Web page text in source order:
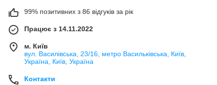
99% позитивних з 86 відгуків за рік
Працює з 14.11.2022
м. Київ
вул. Василівська, 23/16, метро Васильківська, Київ,
Україна, Київ, Україна
Контакти